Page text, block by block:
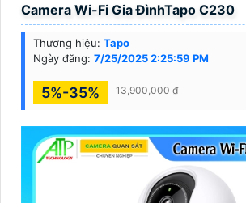
Camera Wi-Fi Gia ĐìnhTapo C230
Thương hiệu: Tapo
Ngày đăng: 7/25/2025 2:25:59 PM
5%-35% 13,900,000 ₫